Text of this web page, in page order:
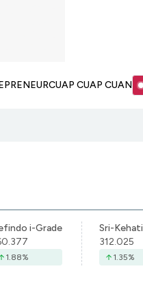
CUAP CUAP CUAN
i-Grade
1.88%
Sri-Kehati
312.025
1.35%